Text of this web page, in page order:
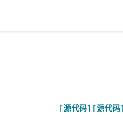
[源代码]
[源代码]